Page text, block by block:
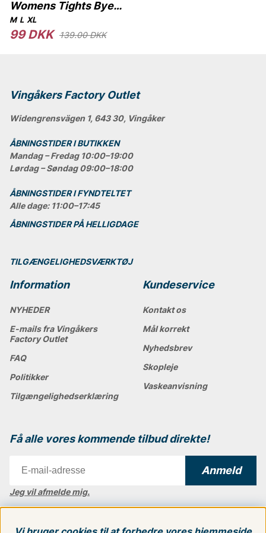
Womens Tights Bye
Cellulite 50DEN
M L XL
99 DKK 139.00 DKK
Vingåkers Factory Outlet
Widengrensvägen 1, 643 30, Vingåker
ÅBNINGSTIDER I BUTIKKEN
Mandag – Fredag 10:00–19:00
Lørdag – Søndag 09:00–18:00
ÅBNINGSTIDER I FYNDTELTET
Alle dage: 11:00–17:45
ÅBNINGSTIDER PÅ HELLIGDAGE
TILGÆNGELIGHEDSVÆRKTØJ
Information
NYHEDER
E-mails fra Vingåkers
Factory Outlet
FAQ
Politikker
Tilgængelighedserklæring
Kundeservice
Kontakt os
Mål korrekt
Nyhedsbrev
Skopleje
Vaskeanvisning
Få alle vores kommende tilbud direkte!
Anmeld
Jeg vil afmelde mig.